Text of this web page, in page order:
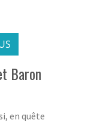
Baron
en quête